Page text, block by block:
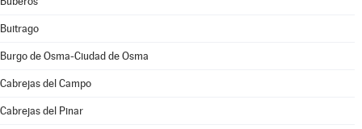
Buitrago
Burgo de Osma-Ciudad de Osma
Cabrejas del Campo
Cabrejas del Pinar